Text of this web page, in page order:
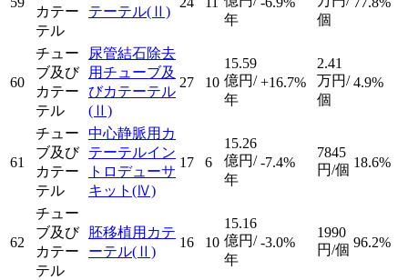
カテー
テル
テーテル(Ⅱ)
年
個
60
チュー
ブ及び
カテー
テル
尿管結石除去
用チューブ及
びカテーテル
(Ⅱ)
27 10
15.59
億円/
年
+16.7%
2.41
万円/
個
4.9%
61
チュー
ブ及び
カテー
テル
中心静脈用カ
テーテルイン
トロデューサ
キット (Ⅳ)
17 6
15.26
億円/
年
-7.4%
7845
円/個 18.6%
62
チュー
ブ及び
カテー
テル
胚移植用カテ
ーテル(Ⅱ)
16 10
15.16
億円/
年
-3.0%
1990
円/個 96.2%